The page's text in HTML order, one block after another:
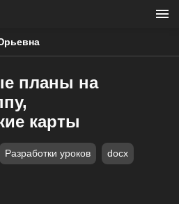
планы на
карты
Разработки уроков docx